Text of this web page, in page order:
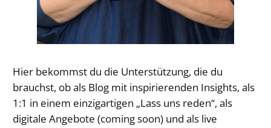
Hier bekommst du die Unterstützung, die du
brauchst, ob als Blog mit inspirierenden Insights, als
1:1 in einem einzigartigen „Lass uns reden“, als
digitale Angebote (coming soon) und als live